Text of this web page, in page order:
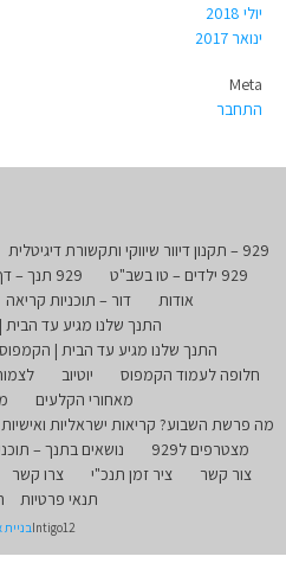
יולי 2018
ינואר 2017
Meta
התחבר
929 – תקנון דיוור שיווקי ותקשורת דיגיטלית
929 ילדים – טו בשב"ט
929 תנך – דף הבית
אודות
דור – תוכניות קריאה
התנך שלנו מגיע עד הבית
התנך שלנו מגיע עד הבית | הקמפוס
חלופה לעמוד הקמפוס
יוטיוב
מאחורי הקלעים
מה פרשת השבוע? קריאות ישראליות
מצטרפים ל929
נושאים בתנך –
צור קשר
ציר זמן תנכ"י צרו קשר
תנאי פרטיות
Intigo12